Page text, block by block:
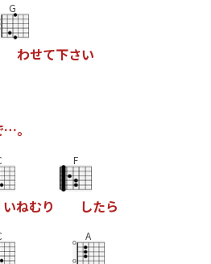
G
わせて下さい
…。
いねむり
F
したら
A